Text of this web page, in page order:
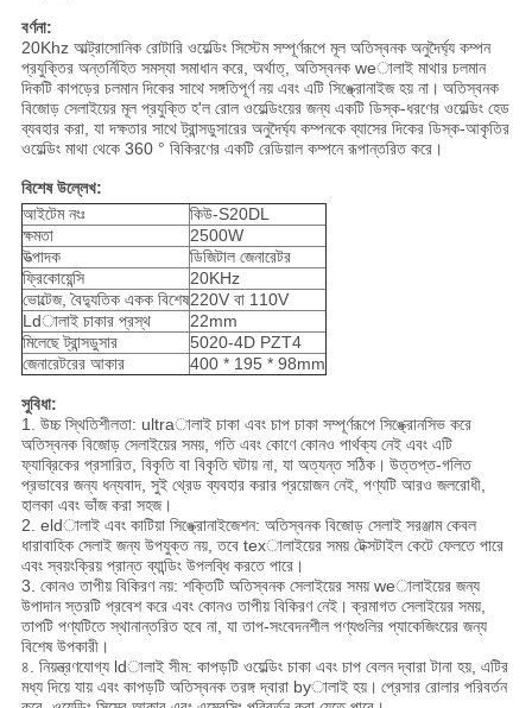
বর্ণনা:
20Khz আল্ট্রাসোনিক রোটারি ওয়েল্ডিং সিস্টেম সম্পূর্ণরূপে মূল অতিস্বনক অনুদৈর্ঘ্য কম্পন
প্রযুক্তির অন্তর্নিহিত সমস্যা সমাধান করে, অর্থাত্, অতিস্বনক weালাই মাথার চলমান
দিকটি কাপড়ের চলমান দিকের সাথে সঙ্গতিপূর্ণ নয় এবং এটি সিঙ্ক্রোনাইজ হয় না। অতিস্বনক
বিজোড় সেলাইয়ের মূল প্রযুক্তি হ'ল রোল ওয়েল্ডিংয়ের জন্য একটি ডিস্ক-ধরণের ওয়েল্ডিং হেড
ব্যবহার করা, যা দক্ষতার সাথে ট্রান্সডুসারের অনুদৈর্ঘ্য কম্পনকে ব্যাসের দিকের ডিস্ক-আকৃতির
ওয়েল্ডিং মাথা থেকে 360 ° বিকিরণের একটি রেডিয়াল কম্পনে রূপান্তরিত করে।
বিশেষ উল্লেখ:
আইটেম নংঃ
কিউ-S20DL
ক্ষমতা
2500W
উত্পাদক
ডিজিটাল জেনারেটর
ফ্রিকোয়েন্সি
20KHz
ভোল্টেজ, বৈদ্যুতিক একক বিশেষ220V বা 110V
Ldালাই চাকার প্রস্থ
22mm
মিলেছে ট্রান্সডুসার
5020-4D PZT4
জেনারেটরের আকার
400 * 195 * 98mm
সুবিধা:
1. উচ্চ স্থিতিশীলতা: ultraালাই চাকা এবং চাপ চাকা সম্পূর্ণরূপে সিঙ্ক্রোনসিভ করে
অতিস্বনক বিজোড় সেলাইয়ের সময়, গতি এবং কোণে কোনও পার্থক্য নেই এবং এটি
ফ্যাব্রিকের প্রসারিত, বিকৃতি বা বিকৃতি ঘটায় না, যা অত্যন্ত সঠিক। উত্তপ্ত-গলিত
প্রভাবের জন্য ধন্যবাদ, সুই থ্রেড ব্যবহার করার প্রয়োজন নেই, পণ্যটি আরও জলরোধী,
হালকা এবং ভাঁজ করা সহজ।
2. eldালাই এবং কাটিয়া সিঙ্ক্রোনাইজেশন: অতিস্বনক বিজোড় সেলাই সরঞ্জাম কেবল
ধারাবাহিক সেলাই জন্য উপযুক্ত নয়, তবে texালাইয়ের সময় টেক্সটাইল কেটে ফেলতে পারে
এবং স্বয়ংক্রিয় প্রান্ত ব্যান্ডিং উপলব্ধি করতে পারে।
3. কোনও তাপীয় বিকিরণ নয়: শক্তিটি অতিস্বনক সেলাইয়ের সময় weালাইয়ের জন্য
উপাদান স্তরটি প্রবেশ করে এবং কোনও তাপীয় বিকিরণ নেই। ক্রমাগত সেলাইয়ের সময়,
তাপটি পণ্যটিতে স্থানান্তরিত হবে না, যা তাপ-সংবেদনশীল পণ্যগুলির প্যাকেজিংয়ের জন্য
বিশেষ উপকারী।
৪. নিয়ন্ত্রণযোগ্য ldালাই সীম: কাপড়টি ওয়েল্ডিং চাকা এবং চাপ বেলন দ্বারা টানা হয়, এটির
মধ্য দিয়ে যায় এবং কাপড়টি অতিস্বনক তরঙ্গ দ্বারা byালাই হয়। প্রেসার রোলার পরিবর্তন